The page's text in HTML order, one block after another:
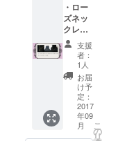
・ロー
ズネッ
クレス
（赤、
白、ピ
ンク、
青、紫
のうち
ご希望
のお色
いずれ
か1点）
支援
者：
1人
お届
け予
定：
2017
年09
月
こ
の
リ